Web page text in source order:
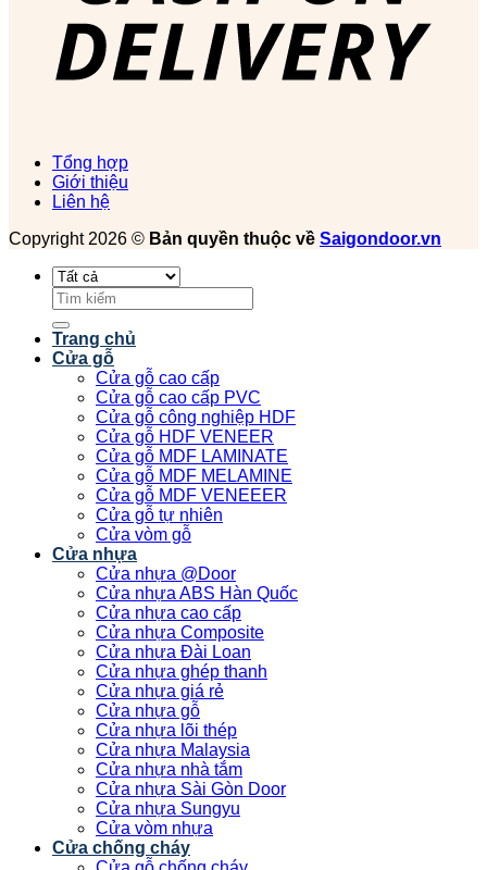
Tổng hợp
Giới thiệu
Liên hệ
Copyright 2026 © Bản quyền thuộc về Saigondoor.vn
Tìm
kiếm:
Trang chủ
Cửa gỗ
Cửa gỗ cao cấp
Cửa gỗ cao cấp PVC
Cửa gỗ công nghiệp HDF
Cửa gỗ HDF VENEER
Cửa gỗ MDF LAMINATE
Cửa gỗ MDF MELAMINE
Cửa gỗ MDF VENEEER
Cửa gỗ tự nhiên
Cửa vòm gỗ
Cửa nhựa
Cửa nhựa @Door
Cửa nhựa ABS Hàn Quốc
Cửa nhựa cao cấp
Cửa nhựa Composite
Cửa nhựa Đài Loan
Cửa nhựa ghép thanh
Cửa nhựa giá rẻ
Cửa nhựa gỗ
Cửa nhựa lõi thép
Cửa nhựa Malaysia
Cửa nhựa nhà tắm
Cửa nhựa Sài Gòn Door
Cửa nhựa Sungyu
Cửa vòm nhựa
Cửa chống cháy